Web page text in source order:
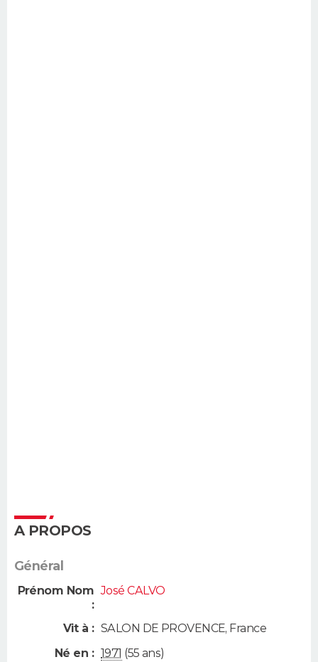
A PROPOS
Général
Prénom Nom
:
José CALVO
Vit à : SALON DE PROVENCE, France
Né en : 1971 (55 ans)